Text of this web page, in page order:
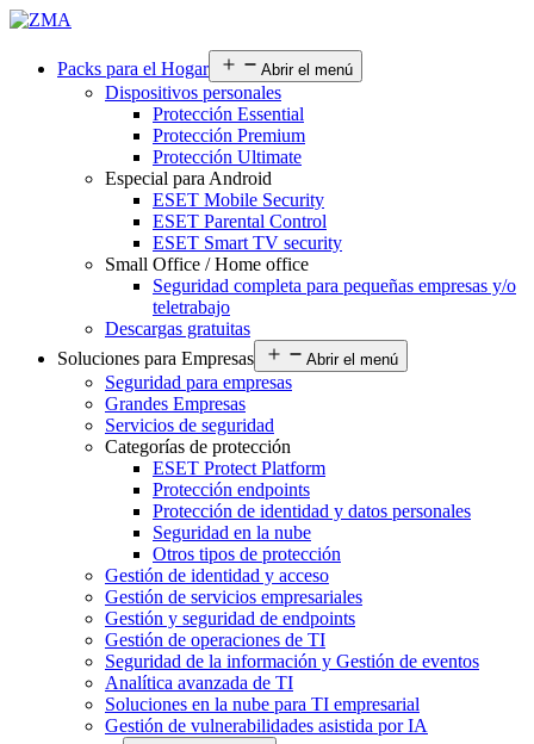
Packs para el Hogar Abrir el menú
Dispositivos personales
Protección Essential
Protección Premium
Protección Ultimate
Especial para Android
ESET Mobile Security
ESET Parental Control
ESET Smart TV security
Small Office / Home office
Seguridad completa para pequeñas empresas y/o
teletrabajo
Descargas gratuitas
Soluciones para Empresas
Abrir el menú
Seguridad para empresas
Grandes Empresas
Servicios de seguridad
Categorías de protección
ESET Protect Platform
Protección endpoints
Protección de identidad y datos personales
Seguridad en la nube
Otros tipos de protección
Gestión de identidad y acceso
Gestión de servicios empresariales
Gestión y seguridad de endpoints
Gestión de operaciones de TI
Seguridad de la información y Gestión de eventos
Analítica avanzada de TI
Soluciones en la nube para TI empresarial
Gestión de vulnerabilidades asistida por IA